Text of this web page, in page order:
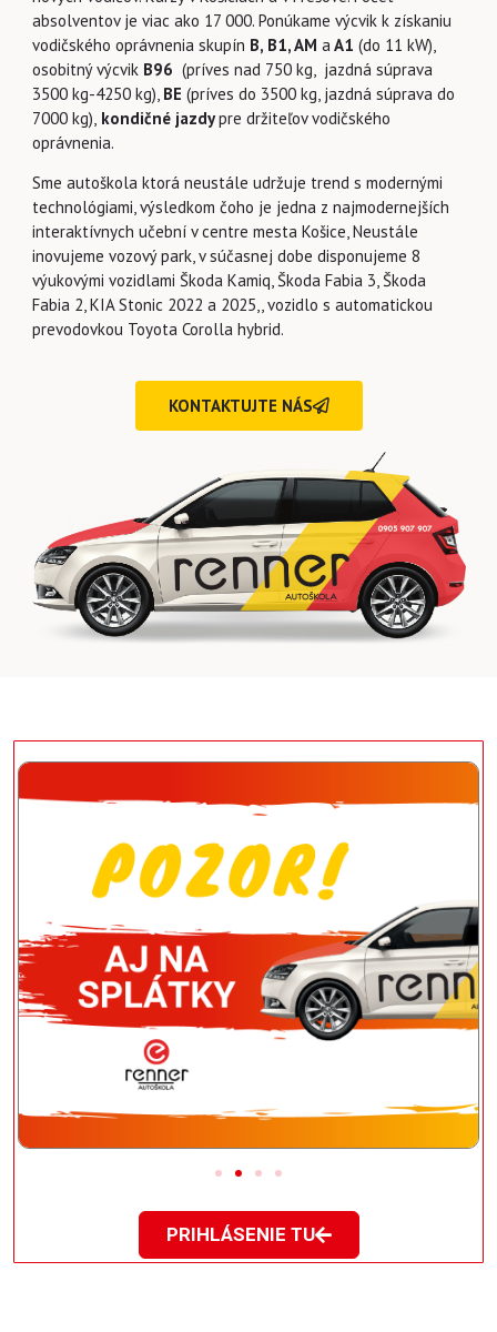
absolventov je viac ako 17 000. Ponúkame výcvik k získaniu
vodičského oprávnenia skupín B, B1, AM a A1 (do 11 kW),
osobitný výcvik B96 (príves nad 750 kg, jazdná súprava
3500 kg-4250 kg), BE (príves do 3500 kg, jazdná súprava do
7000 kg), kondičné jazdypre držiteľov vodičského
oprávnenia.
Sme autoškola ktorá neustále udržuje trend s modernými
technológiami, výsledkom čoho je jedna z najmodernejších
interaktívnych učební v centre mesta Košice, Neustále
inovujeme vozový park, v súčasnej dobe disponujeme 8
výukovými vozidlami Škoda Kamiq, Škoda Fabia 3,Škoda
Fabia 2, KIA Stonic 2022 a 2025,,vozidlo s automatickou
prevodovkou Toyota Corolla hybrid.
KONTAKTUJTE NÁS
PRIHLÁSENIE TU